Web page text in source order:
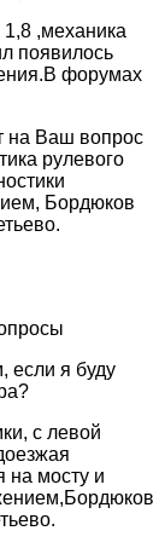
,механика
появилось
форумах
на Ваш вопрос
рулевого
Бордюков
если я буду
с левой
на мосту и